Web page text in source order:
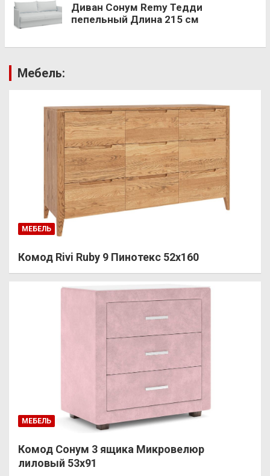
Диван Сонум Remy Тедди
пепельный Длина 215 см
Мебель:
МЕБЕЛЬ
Комод Rivi Ruby 9 Пинотекс 52х160
МЕБЕЛЬ
Комод Сонум 3 ящика Микровелюр
лиловый 53х91